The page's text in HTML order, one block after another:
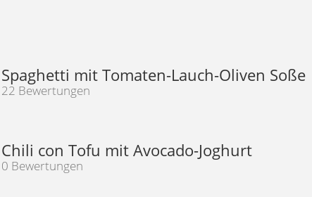
Spaghetti mit Tomaten-Lauch-Oliven Soße
22 Bewertungen
Chili con Tofu mit Avocado-Joghurt
0 Bewertungen